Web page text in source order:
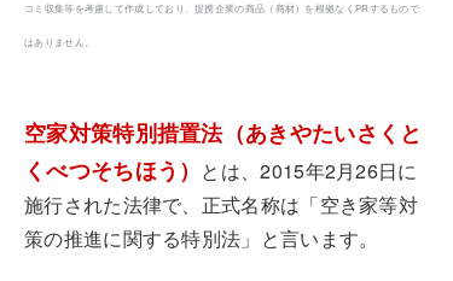
コミ収集等を考慮して作成しており、提携企業の商品（商材）を根拠なくPRするもので
はありません。
空家対策特別措置法（あきやたいさくと
くべつそちほう） とは、2015年2月26日に
施行された法律で、正式名称は「空き家等対
策の推進に関する特別法」と言います。